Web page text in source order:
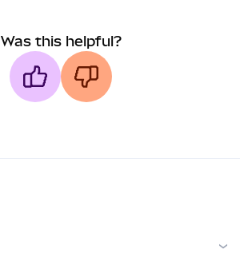
Was this helpful?